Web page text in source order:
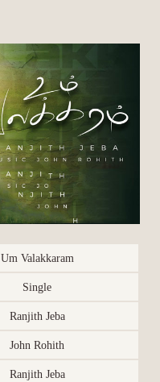
Um Valakkaram
Single
Ranjith Jeba
John Rohith
Ranjith Jeba